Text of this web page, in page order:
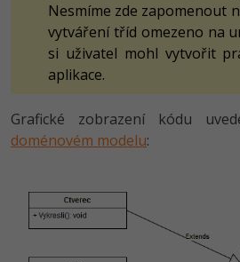
Nesmíme zde zapomenout
vytváření tříd omezeno na
si uživatel mohl vytvořit
aplikace.
Grafické zobrazení kódu
doménovém modelu: